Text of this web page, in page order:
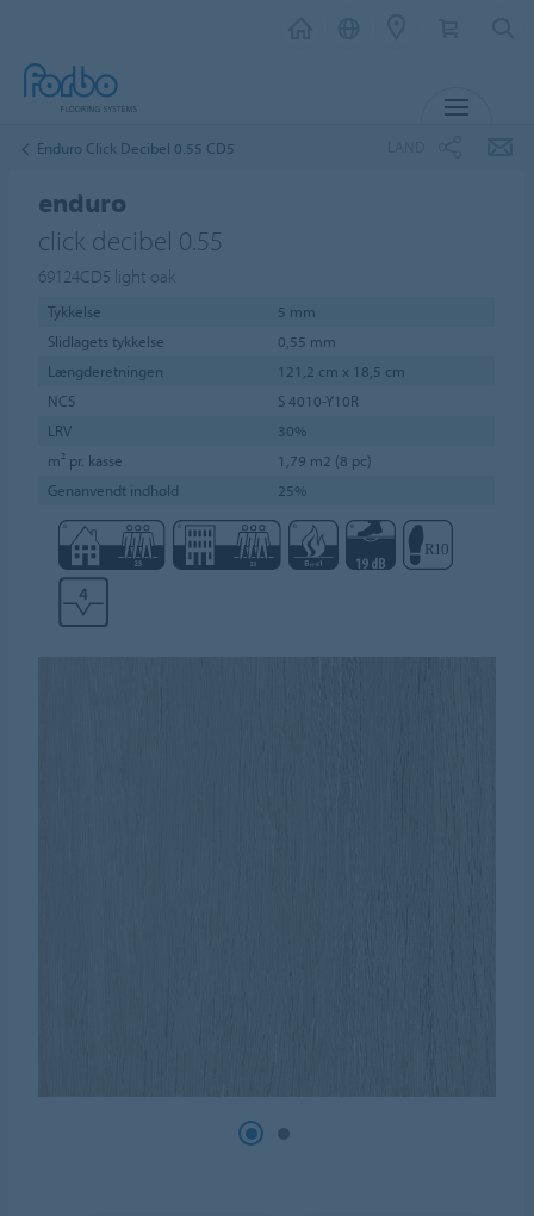
Enduro Click Decibel 0.55 CD5
enduro
click decibel 0.55
69124CD5 light oak
Tykkelse
5 mm
Slidlagets tykkelse
0,55 mm
Længderetningen
121,2 cm x 18,5 cm
NCS
S 4010-Y10R
LRV
30%
m² pr. kasse
1,79 m2 (8 pc)
Genanvendt indhold
25%